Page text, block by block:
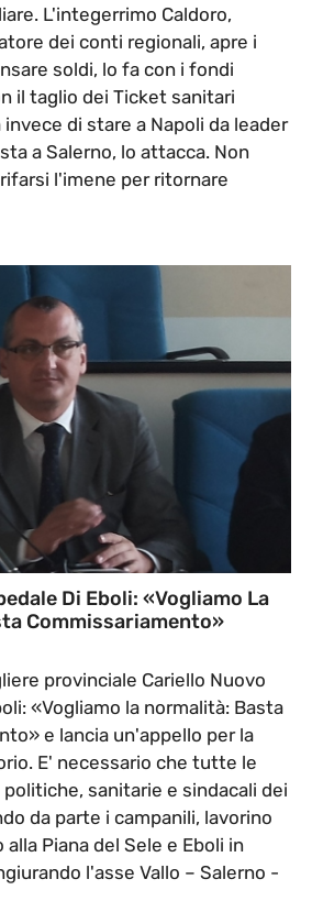
L'integerrimo Caldoro,
dei conti regionali, apre i
soldi, lo fa con i fondi
il taglio dei Ticket sanitari
di stare a Napoli da leader
a Salerno, lo attacca. Non
l'imene per ritornare
Di Eboli: «Vogliamo La
Commissariamento»
provinciale Cariello Nuovo
«Vogliamo la normalità: Basta
e lancia un'appello per la
E' necessario che tutte le
sanitarie e sindacali dei
da parte i campanili, lavorino
Piana del Sele e Eboli in
l'asse Vallo – Salerno -